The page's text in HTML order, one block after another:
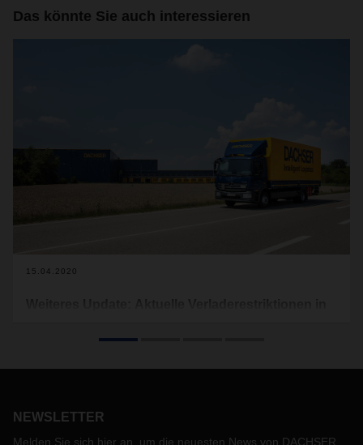
Das könnte Sie auch interessieren
15.04.2020
Verladerestriktionen, welche für Europa gelten (s.
aktualisiert und von uns auf der Website veröffentlicht.
NEWSLETTER
Melden Sie sich hier an, um die neuesten News von DACHSER